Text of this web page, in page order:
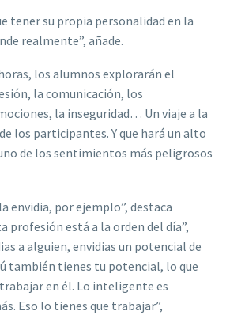
tener su propia personalidad en la
realmente”, añade.
los alumnos explorarán el
la comunicación, los
la inseguridad… Un viaje a la
los participantes. Y que hará un alto
de los sentimientos más peligrosos
envidia, por ejemplo”, destaca
profesión está a la orden del día”,
a alguien, envidias un potencial de
también tienes tu potencial, lo que
en él. Lo inteligente es
Eso lo tienes que trabajar”,